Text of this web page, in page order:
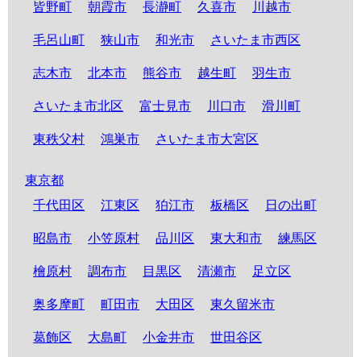
皆野町 朝霞市 長瀞町 久喜市 川越市
毛呂山町 狭山市 和光市 さいたま市西区
志木市 北本市 熊谷市 越生町 羽生市
さいたま市北区 富士見市 川口市 滑川町
東秩父村 鴻巣市 さいたま市大宮区
東京都
千代田区
江東区 狛江市 板橋区 日の出町
昭島市 小笠原村 品川区 東大和市 練馬区
檜原村 調布市 目黒区 清瀬市 足立区
奥多摩町 町田市 大田区 東久留米市
葛飾区 大島町 小金井市 世田谷区